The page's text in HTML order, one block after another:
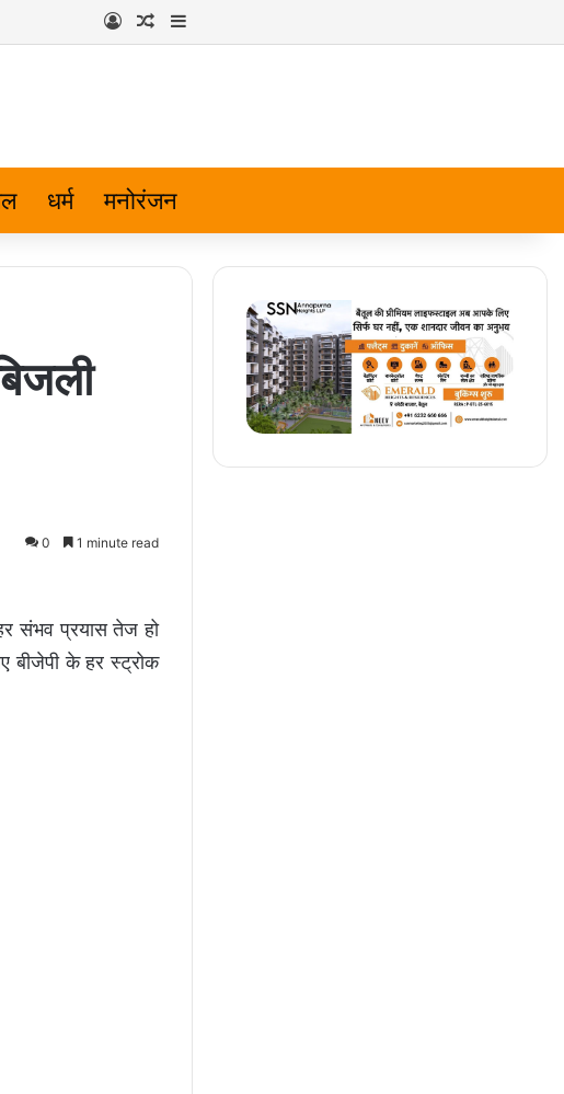
Log InRandom Article
धर्म मनोरंजन
0 1 minute read
संभव प्रयास तेज हो
बीजेपी के हर स्ट्रोक